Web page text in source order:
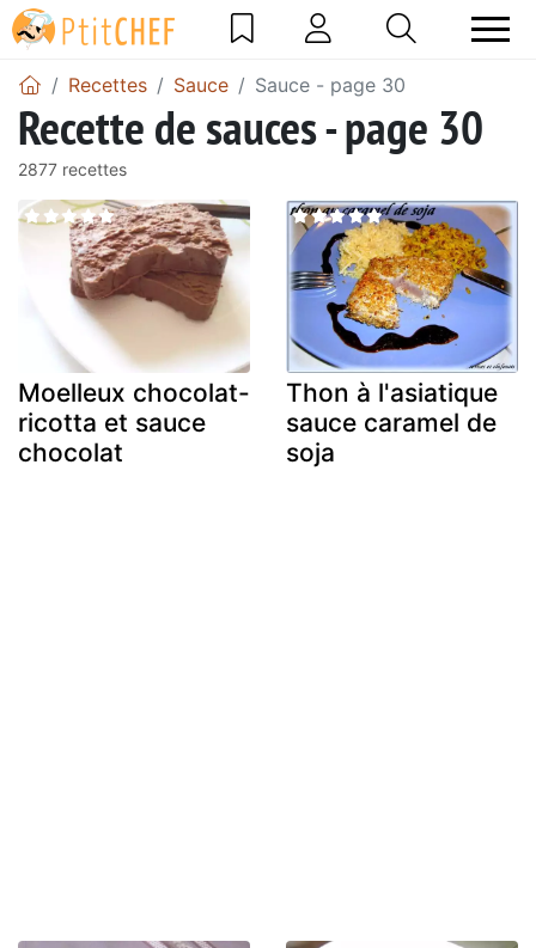
Recettes Sauce Sauce - page 30
Recette de sauces - page 30
2877 recettes
Moelleux chocolat-
ricotta et sauce
chocolat
Thon à l'asiatique
sauce caramel de
soja